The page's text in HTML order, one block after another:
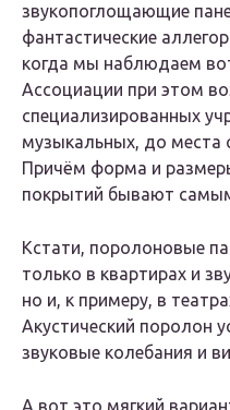
звукопоглощающие
фантастические
когда мы наблюдаем
Ассоциации при этом
специализированных
музыкальных, до места
Причём форма и
покрытий бывают
Кстати, поролоновые
только в квартирах и
но и, к примеру, в
Акустический поролон
звуковые колебания и